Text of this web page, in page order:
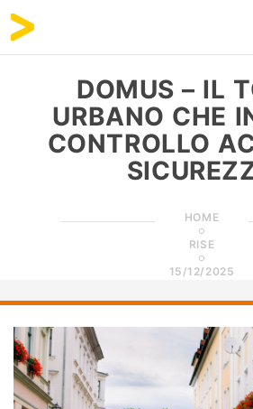
DOMUS – IL
URBANO CHE
CONTROLLO
HOME
RISE
15/12/2025